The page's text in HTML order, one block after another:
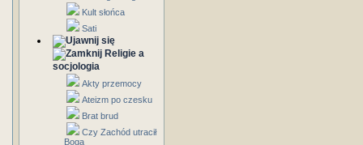
Kult słońca
Sati
Religie a
socjologia
Akty przemocy
Ateizm po czesku
Brat brud
Czy Zachód utracił
Boga